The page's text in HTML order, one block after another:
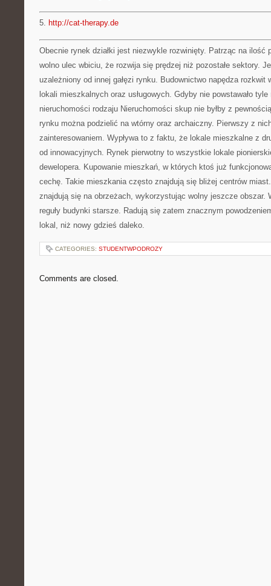
5. http://cat-therapy.de
Obecnie rynek działki jest niezwykle rozwinięty. Patrząc na ilość
wolno ulec wbiciu, że rozwija się prędzej niż pozostałe sektory.
uzależniony od innej gałęzi rynku. Budownictwo napędza rozkwit
lokali mieszkalnych oraz usługowych. Gdyby nie powstawało
nieruchomości rodzaju Nieruchomości skup nie byłby z
rynku można podzielić na wtórny oraz archaiczny. Pierwszy z
zainteresowaniem. Wypływa to z faktu, że lokale mieszkalne z
od innowacyjnych. Rynek pierwotny to wszystkie lokale
dewelopera. Kupowanie mieszkań, w których ktoś już
cechę. Takie mieszkania często znajdują się bliżej centrów
znajdują się na obrzeżach, wykorzystując wolny jeszcze obszar.
reguły budynki starsze. Radują się zatem znacznym
lokal, niż nowy gdzieś daleko.
CATEGORIES: STUDENTWPODROZY
Comments are closed.